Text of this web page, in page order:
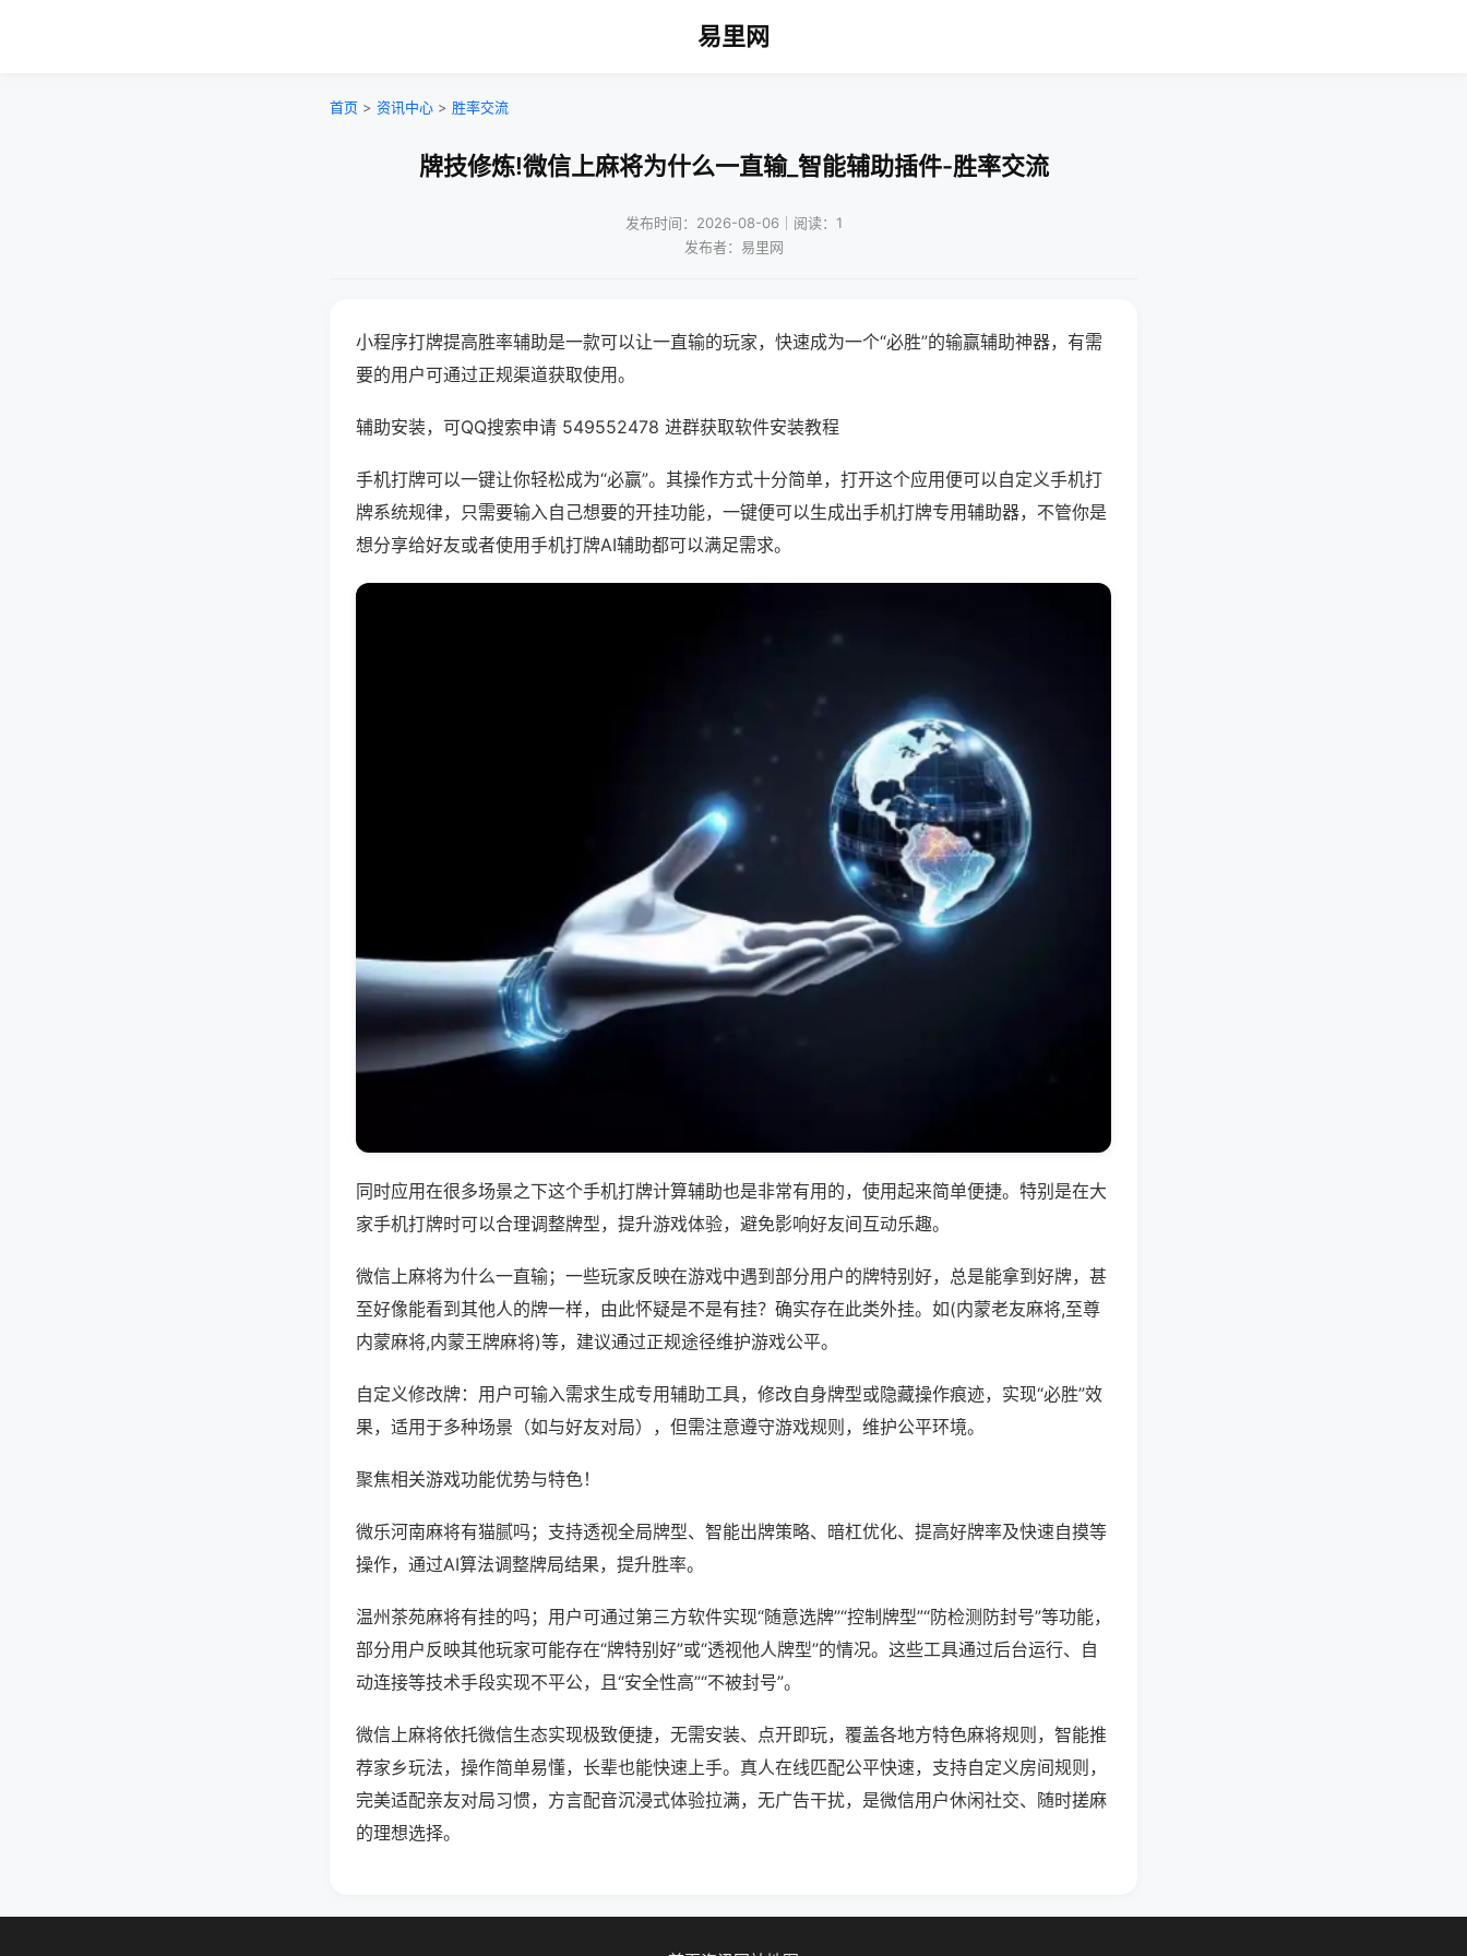
易里网
首页 > 资讯中心 > 胜率交流
牌技修炼!微信上麻将为什么一直输_智能辅助插件-胜率交流
发布时间：2026-08-06｜阅读：1
发布者：易里网
小程序打牌提高胜率辅助是一款可以让一直输的玩家，快速成为一个“必胜”的输赢辅助神器，有需
要的用户可通过正规渠道获取使用。
辅助安装，可QQ搜索申请 549552478 进群获取软件安装教程
手机打牌可以一键让你轻松成为“必赢”。其操作方式十分简单，打开这个应用便可以自定义手机打
牌系统规律，只需要输入自己想要的开挂功能，一键便可以生成出手机打牌专用辅助器，不管你是
想分享给好友或者使用手机打牌AI辅助都可以满足需求。
同时应用在很多场景之下这个手机打牌计算辅助也是非常有用的，使用起来简单便捷。特别是在大
家手机打牌时可以合理调整牌型，提升游戏体验，避免影响好友间互动乐趣。
微信上麻将为什么一直输；一些玩家反映在游戏中遇到部分用户的牌特别好，总是能拿到好牌，甚
至好像能看到其他人的牌一样，由此怀疑是不是有挂？确实存在此类外挂。如(内蒙老友麻将,至尊
内蒙麻将,内蒙王牌麻将)等，建议通过正规途径维护游戏公平。
自定义修改牌：用户可输入需求生成专用辅助工具，修改自身牌型或隐藏操作痕迹，实现“必胜”效
果，适用于多种场景（如与好友对局），但需注意遵守游戏规则，维护公平环境。
聚焦相关游戏功能优势与特色！
微乐河南麻将有猫腻吗；支持透视全局牌型、智能出牌策略、暗杠优化、提高好牌率及快速自摸等
操作，通过AI算法调整牌局结果，提升胜率。
温州茶苑麻将有挂的吗；用户可通过第三方软件实现“随意选牌”“控制牌型”“防检测防封号”等功能，
部分用户反映其他玩家可能存在“牌特别好”或“透视他人牌型”的情况。这些工具通过后台运行、自
动连接等技术手段实现不平公，且“安全性高”“不被封号”。
微信上麻将依托微信生态实现极致便捷，无需安装、点开即玩，覆盖各地方特色麻将规则，智能推
荐家乡玩法，操作简单易懂，长辈也能快速上手。真人在线匹配公平快速，支持自定义房间规则，
完美适配亲友对局习惯，方言配音沉浸式体验拉满，无广告干扰，是微信用户休闲社交、随时搓麻
的理想选择。